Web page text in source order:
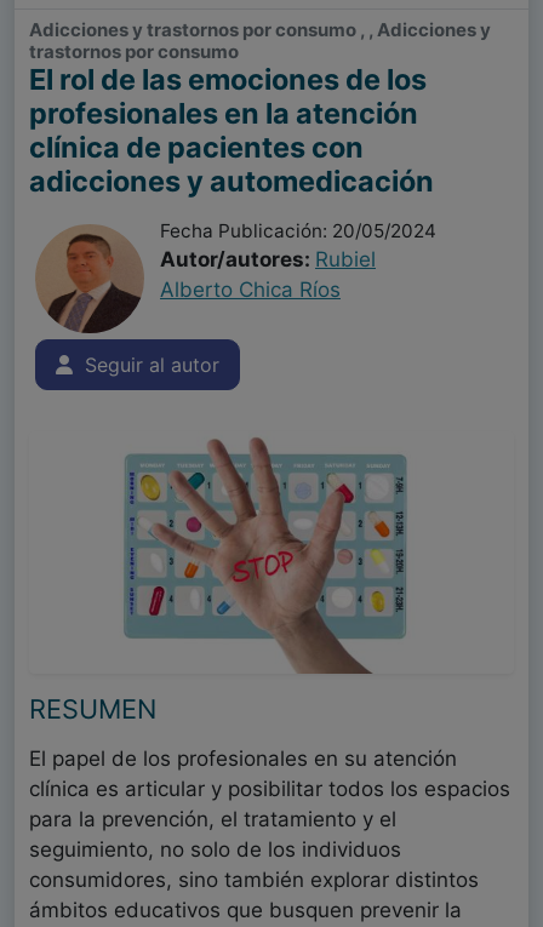
Adicciones y trastornos por consumo , , Adicciones y
trastornos por consumo
El rol de las emociones de los
profesionales en la atención
clínica de pacientes con
adicciones y automedicación
Fecha Publicación: 20/05/2024
Autor/autores: Rubiel
Alberto Chica Ríos
Seguir al autor
RESUMEN
El papel de los profesionales en su atención
clínica es articular y posibilitar todos los espacios
para la prevención, el tratamiento y el
seguimiento, no solo de los individuos
consumidores, sino también explorar distintos
ámbitos educativos que busquen prevenir la